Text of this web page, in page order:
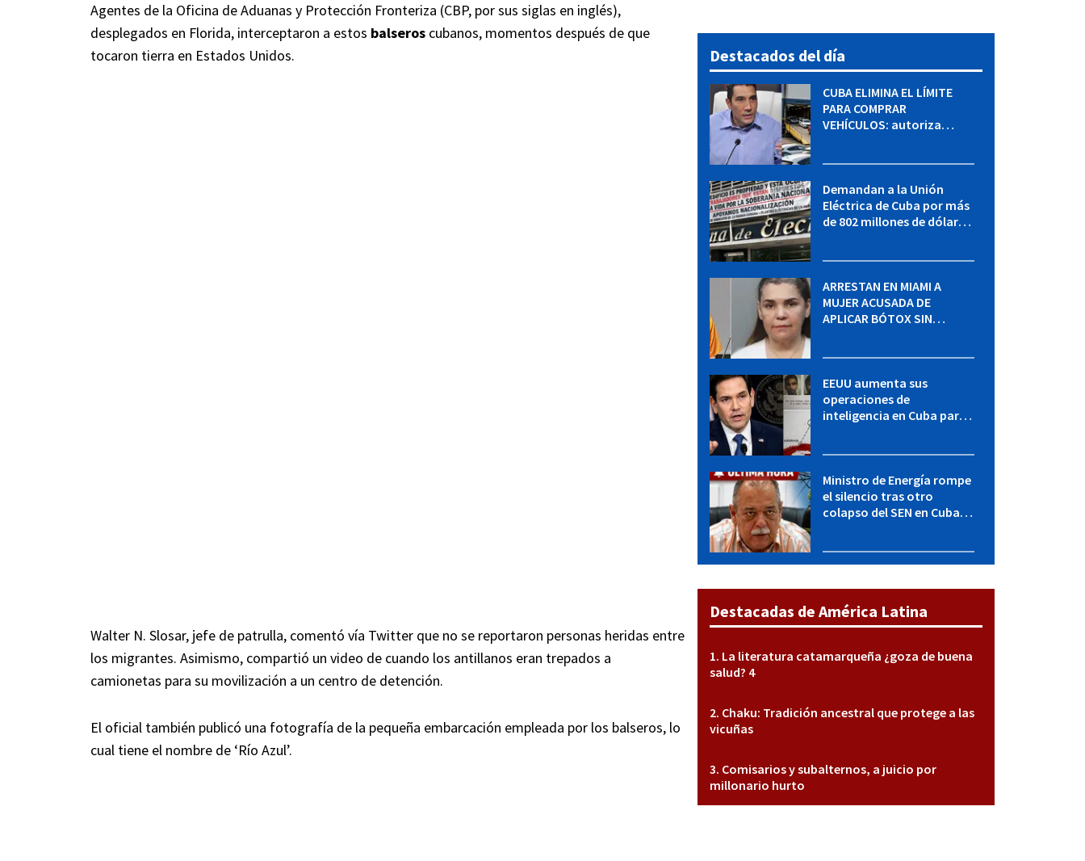
Agentes de la Oficina de Aduanas y Protección Fronteriza (CBP, por sus siglas en inglés),
desplegados en Florida, interceptaron a estos balseros cubanos, momentos después de que
tocaron tierra en Estados Unidos.
Walter N. Slosar, jefe de patrulla, comentó vía Twitter que no se reportaron personas heridas entre
los migrantes. Asimismo, compartió un video de cuando los antillanos eran trepados a
camionetas para su movilización a un centro de detención.
El oficial también publicó una fotografía de la pequeña embarcación empleada por los balseros, lo
cual tiene el nombre de ‘Río Azul’.
Destacados del día
CUBA ELIMINA EL LÍMITE
PARA COMPRAR
VEHÍCULOS: autoriza
Demandan a la Unión
Eléctrica de Cuba por más
de 802 millones de dólares
ARRESTAN EN MIAMI A
MUJER ACUSADA DE
APLICAR BÓTOX SIN
EEUU aumenta sus
operaciones de
inteligencia en Cuba para
Ministro de Energía rompe
el silencio tras otro
colapso del SEN en Cuba:
Destacadas de América Latina
La literatura catamarqueña ¿goza de buena
salud? 4
Chaku: Tradición ancestral que protege a las
vicuñas
Comisarios y subalternos, a juicio por
millonario hurto